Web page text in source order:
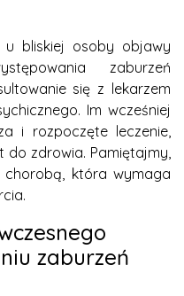
u bliskiej osoby objawy
zaburzeń
się z lekarzem
Im wcześniej
i rozpoczęte leczenie,
zdrowia. Pamiętajmy,
chorobą, która wymaga
zaburzeń